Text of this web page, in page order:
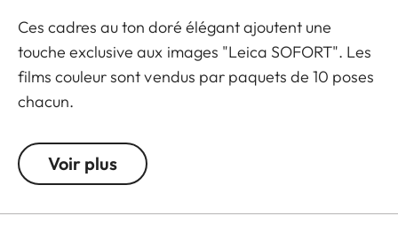
Ces cadres au ton doré élégant ajoutent une
touche exclusive aux images "Leica SOFORT". Les
films couleur sont vendus par paquets de 10 poses
chacun.
Voir plus